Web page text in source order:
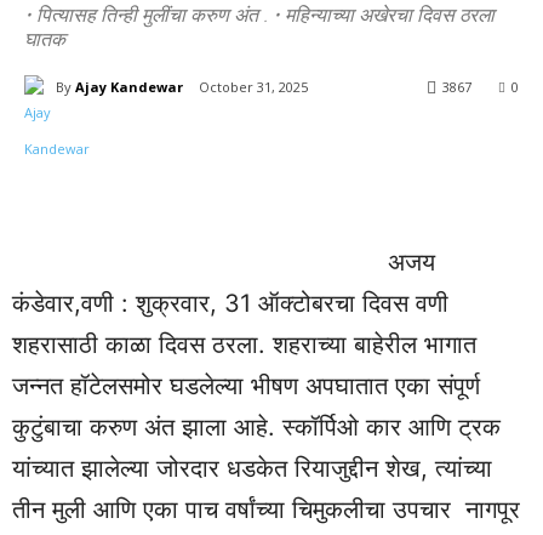
• पित्यासह तिन्ही मुलींचा करुण अंत . • महिन्याच्या अखेरचा दिवस ठरला
घातक
By Ajay Kandewar October 31, 2025 0
3867
अजय
कंडेवार,वणी : शुक्रवार, 31 ऑक्टोबरचा दिवस वणी
शहरासाठी काळा दिवस ठरला. शहराच्या बाहेरील भागात
जन्नत हॉटेलसमोर घडलेल्या भीषण अपघातात एका संपूर्ण
कुटुंबाचा करुण अंत झाला आहे. स्कॉर्पिओ कार आणि ट्रक
यांच्यात झालेल्या जोरदार धडकेत रियाजुद्दीन शेख, त्यांच्या
तीन मुली आणि एका पाच वर्षांच्या चिमुकलीचा उपचार नागपूर